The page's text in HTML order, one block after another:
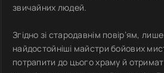
звичайних людей.
Згідно зі стародавнім повір’ям,
найдостойніші майстри бойових
потрапити до цього храму й